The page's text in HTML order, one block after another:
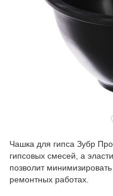
Чашка для гипса Зубр
гипсовых смесей, а
позволит
ремонтных работах.